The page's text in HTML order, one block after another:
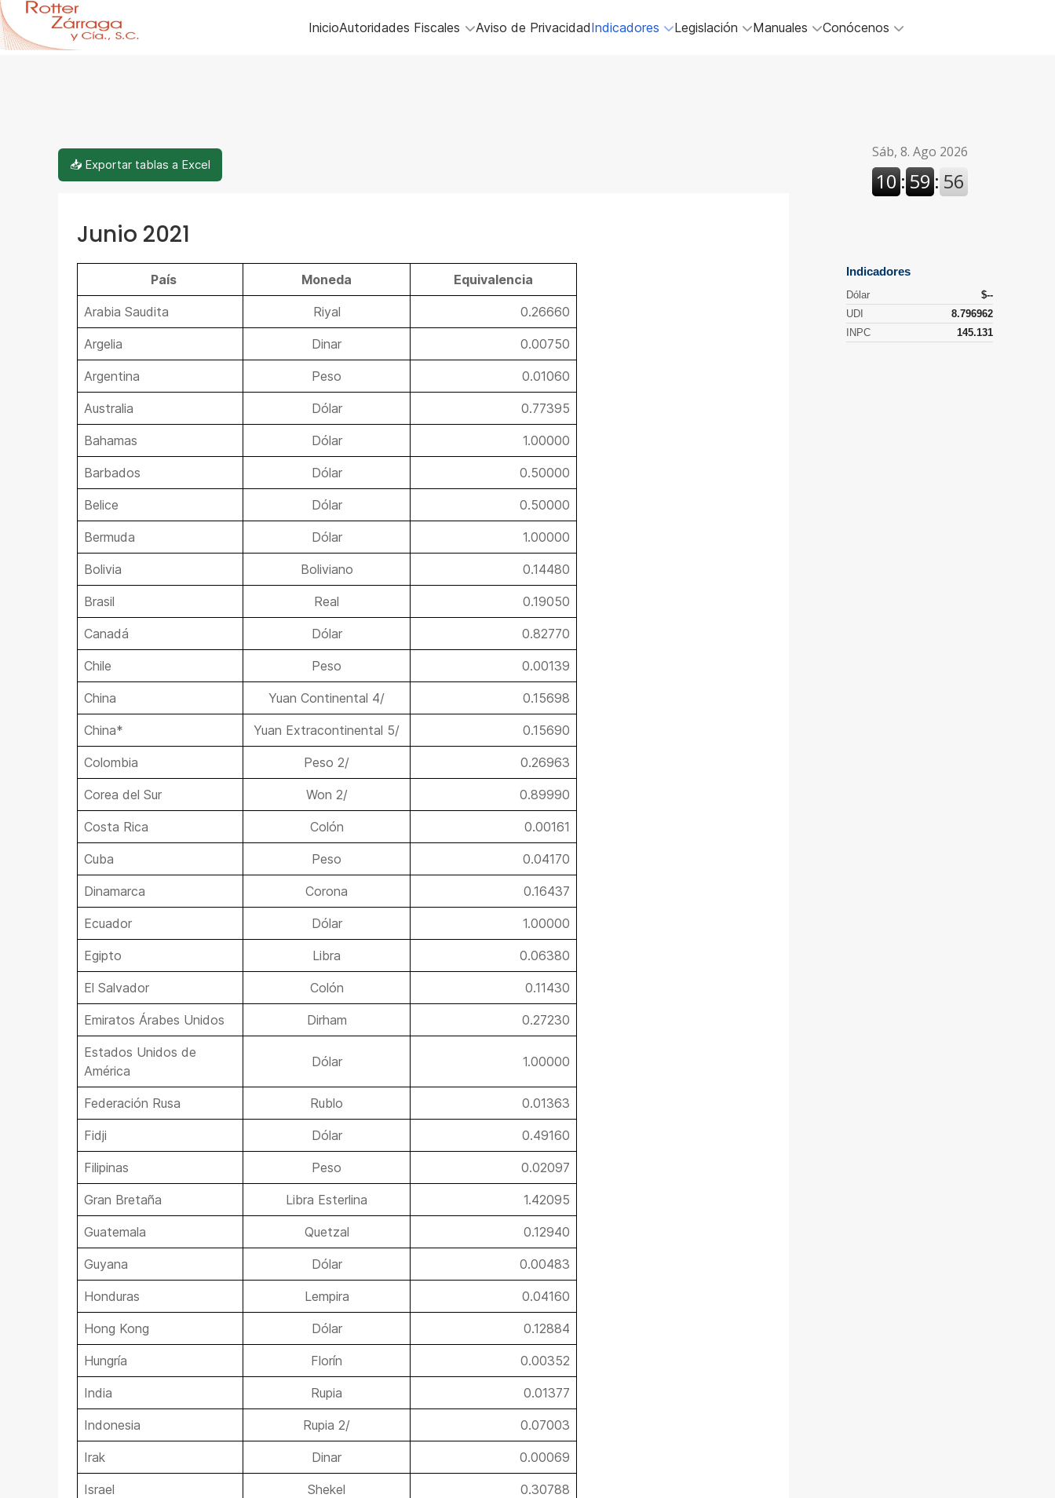
InicioAutoridades Fiscales Aviso de PrivacidadIndicadores Legislación Manuales Conócenos
📥 Exportar tablas a Excel
Junio 2021
País Moneda Equivalencia
Arabia Saudita Riyal 0.26660
Argelia Dinar 0.00750
Argentina Peso 0.01060
Australia Dólar 0.77395
Bahamas Dólar 1.00000
Barbados Dólar 0.50000
Belice Dólar 0.50000
Bermuda Dólar 1.00000
Bolivia Boliviano 0.14480
Brasil Real 0.19050
Canadá Dólar 0.82770
Chile Peso 0.00139
China Yuan Continental 4/ 0.15698
China* Yuan Extracontinental 5/ 0.15690
Colombia Peso 2/ 0.26963
Corea del Sur Won 2/ 0.89990
Costa Rica Colón 0.00161
Cuba Peso 0.04170
Dinamarca Corona 0.16437
Ecuador Dólar 1.00000
Egipto Libra 0.06380
El Salvador Colón 0.11430
Emiratos Árabes Unidos Dirham 0.27230
Estados Unidos de
América
Dólar 1.00000
Federación Rusa Rublo 0.01363
Fidji Dólar 0.49160
Filipinas Peso 0.02097
Gran Bretaña Libra Esterlina 1.42095
Guatemala Quetzal 0.12940
Guyana Dólar 0.00483
Honduras Lempira 0.04160
Hong Kong Dólar 0.12884
Hungría Florín 0.00352
India Rupia 0.01377
Indonesia Rupia 2/ 0.07003
Irak Dinar 0.00069
Israel Shekel 0.30788